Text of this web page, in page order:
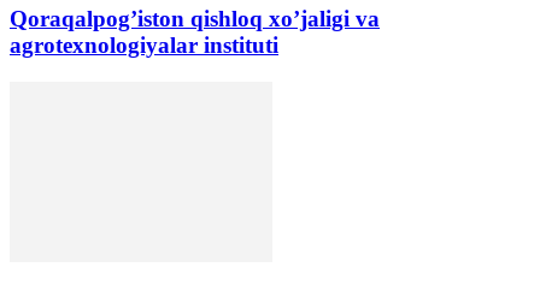
Qoraqalpog’iston qishloq xo’jaligi va
agrotexnologiyalar instituti